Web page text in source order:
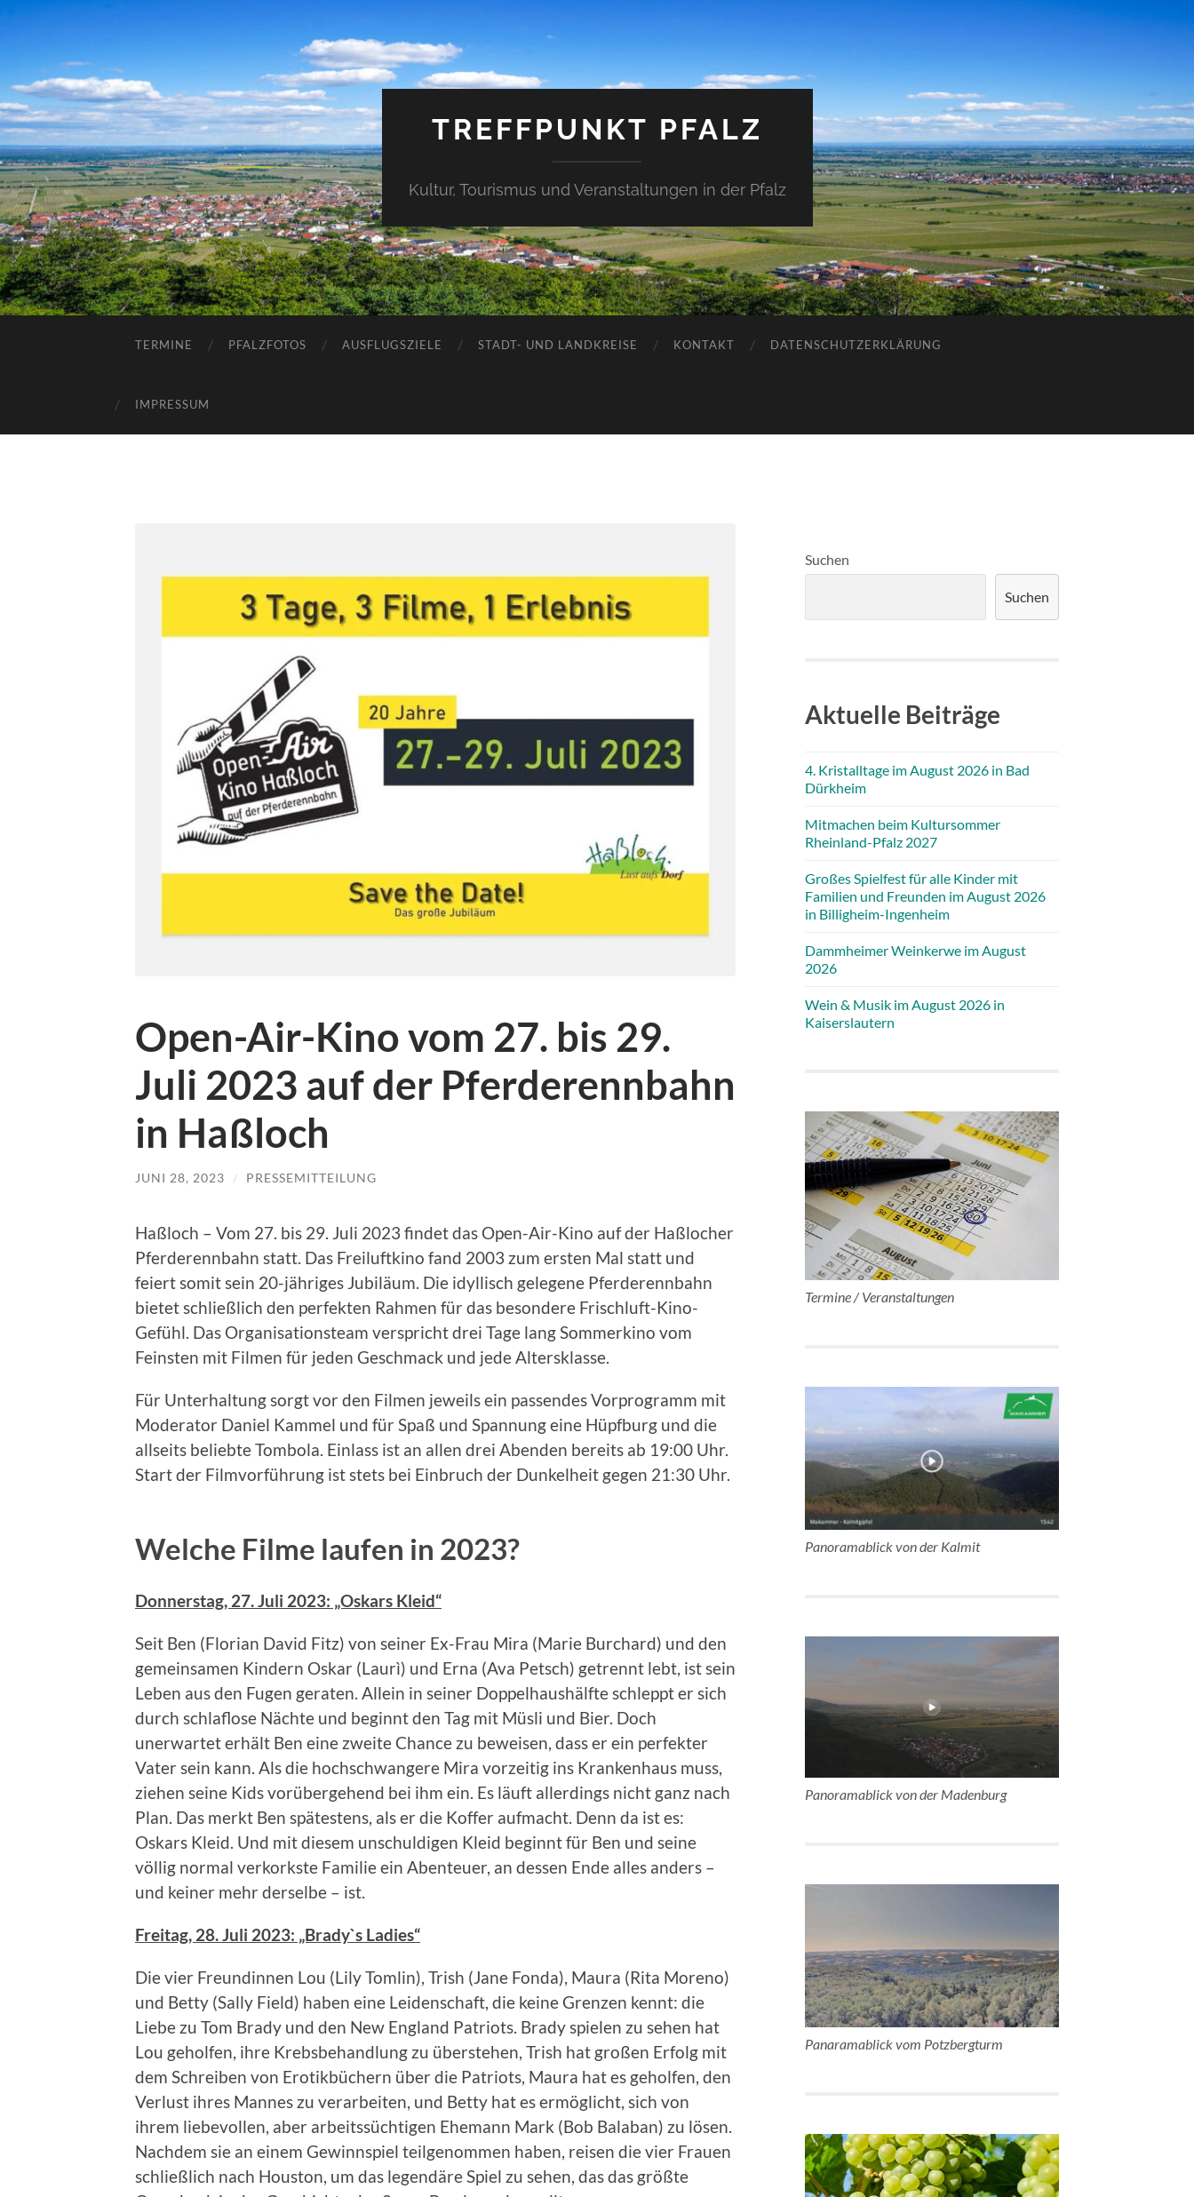
TREFFPUNKT PFALZ
Kultur, Tourismus und Veranstaltungen in der Pfalz
TERMINE PFALZFOTOS AUSFLUGSZIELE STADT- UND LANDKREISE KONTAKT DATENSCHUTZERKLÄRUNG
IMPRESSUM
Open-Air-Kino vom 27. bis 29.
Juli 2023 auf der Pferderennbahn
in Haßloch
JUNI 28, 2023 / PRESSEMITTEILUNG
Haßloch – Vom 27. bis 29. Juli 2023 findet das Open-Air-Kino auf der Haßlocher
Pferderennbahn statt. Das Freiluftkino fand 2003 zum ersten Mal statt und
feiert somit sein 20-jähriges Jubiläum. Die idyllisch gelegene Pferderennbahn
bietet schließlich den perfekten Rahmen für das besondere Frischluft-Kino-
Gefühl. Das Organisationsteam verspricht drei Tage lang Sommerkino vom
Feinsten mit Filmen für jeden Geschmack und jede Altersklasse.
Für Unterhaltung sorgt vor den Filmen jeweils ein passendes Vorprogramm mit
Moderator Daniel Kammel und für Spaß und Spannung eine Hüpfburg und die
allseits beliebte Tombola. Einlass ist an allen drei Abenden bereits ab 19:00 Uhr.
Start der Filmvorführung ist stets bei Einbruch der Dunkelheit gegen 21:30 Uhr.
Welche Filme laufen in 2023?
Donnerstag, 27. Juli 2023: „Oskars Kleid“
Seit Ben (Florian David Fitz) von seiner Ex-Frau Mira (Marie Burchard) und den
gemeinsamen Kindern Oskar (Laurì) und Erna (Ava Petsch) getrennt lebt, ist sein
Leben aus den Fugen geraten. Allein in seiner Doppelhaushälfte schleppt er sich
durch schlaflose Nächte und beginnt den Tag mit Müsli und Bier. Doch
unerwartet erhält Ben eine zweite Chance zu beweisen, dass er ein perfekter
Vater sein kann. Als die hochschwangere Mira vorzeitig ins Krankenhaus muss,
ziehen seine Kids vorübergehend bei ihm ein. Es läuft allerdings nicht ganz nach
Plan. Das merkt Ben spätestens, als er die Koffer aufmacht. Denn da ist es:
Oskars Kleid. Und mit diesem unschuldigen Kleid beginnt für Ben und seine
völlig normal verkorkste Familie ein Abenteuer, an dessen Ende alles anders –
und keiner mehr derselbe – ist.
Freitag, 28. Juli 2023: „Brady`s Ladies“
Die vier Freundinnen Lou (Lily Tomlin), Trish (Jane Fonda), Maura (Rita Moreno)
und Betty (Sally Field) haben eine Leidenschaft, die keine Grenzen kennt: die
Liebe zu Tom Brady und den New England Patriots. Brady spielen zu sehen hat
Lou geholfen, ihre Krebsbehandlung zu überstehen, Trish hat großen Erfolg mit
dem Schreiben von Erotikbüchern über die Patriots, Maura hat es geholfen, den
Verlust ihres Mannes zu verarbeiten, und Betty hat es ermöglicht, sich von
ihrem liebevollen, aber arbeitssüchtigen Ehemann Mark (Bob Balaban) zu lösen.
Nachdem sie an einem Gewinnspiel teilgenommen haben, reisen die vier Frauen
schließlich nach Houston, um das legendäre Spiel zu sehen, das das größte
Suchen
Suchen
Aktuelle Beiträge
4. Kristalltage im August 2026 in Bad
Dürkheim
Mitmachen beim Kultursommer
Rheinland-Pfalz 2027
Großes Spielfest für alle Kinder mit
Familien und Freunden im August 2026
in Billigheim-Ingenheim
Dammheimer Weinkerwe im August
2026
Wein & Musik im August 2026 in
Kaiserslautern
Termine / Veranstaltungen
Panoramablick von der Kalmit
Panoramablick von der Madenburg
Panaramablick vom Potzbergturm